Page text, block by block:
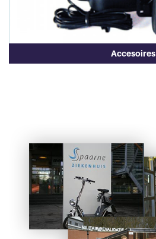
Accesoires